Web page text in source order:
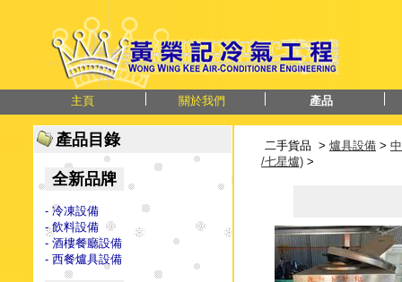
主頁 關於我們 產品
產品目錄
全新品牌
- 冷凍設備
- 飲料設備
- 酒樓餐廳設備
- 西餐爐具設備
二手貨品 > 爐具設備 >
/七星爐) >